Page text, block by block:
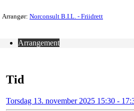
Arrangør: Norconsult B.I.L. - Friidrett
Arrangement
Tid
Torsdag 13. november 2025 15:30 -